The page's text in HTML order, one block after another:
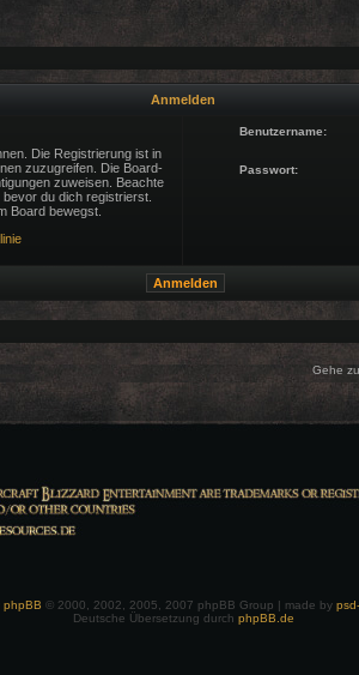
Anmelden
Die Registrierung ist in
zuzugreifen. Die Board-
zuweisen. Beachte
du dich registrierst.
Board bewegst.
Benutzername:
Passwort:
Gehe
phpBB © 2000, 2002, 2005, 2007 phpBB Group | made by
Deutsche Übersetzung durch phpBB.de